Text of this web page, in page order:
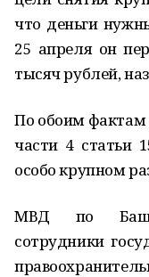
что деньги
25 апреля он
тысяч рублей,
По обоим фактам
части 4 статьи
особо крупном
МВД по
сотрудники